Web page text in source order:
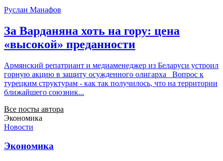
Руслан Манафов
За Варданяна хоть на гору: цена
«высокой» преданности
Армянский репатриант и медиаменеджер из Беларуси устроил
горную акцию в защиту осужденного олигарха Вопрос к
турецким структурам - как так получилось, что на территории
ближайшего союзник...
Все посты автора
Экономика
Новости
Экономика